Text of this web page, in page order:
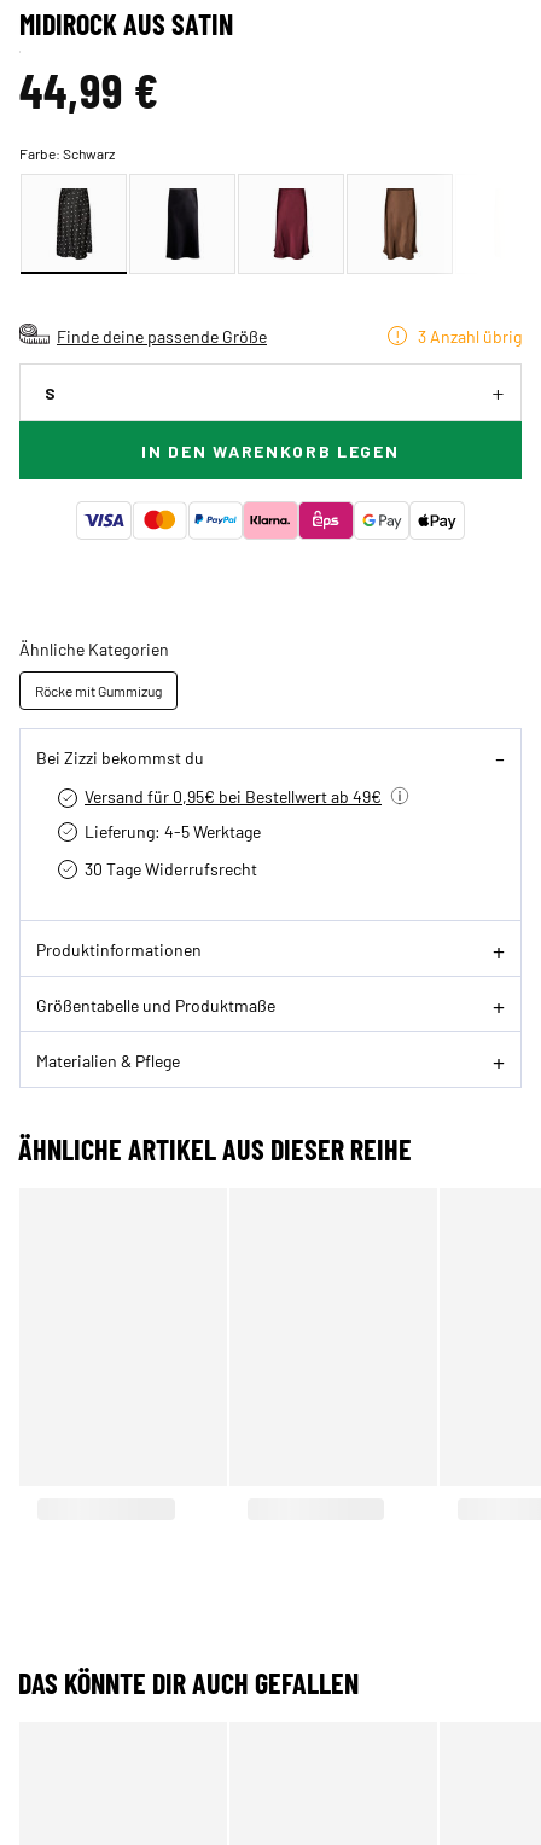
MIDIROCK AUS SATIN
44,99 €
Farbe:Schwarz
Finde deine passende Größe 3 Anzahl übrig
S
IN DEN WARENKORB LEGEN
Ähnliche Kategorien
Röcke mit Gummizug
Bei Zizzi bekommst du
Versand für 0,95€ bei Bestellwert ab 49€
Lieferung: 4-5 Werktage
30 Tage Widerrufsrecht
Produktinformationen
Größentabelle und Produktmaße
Materialien & Pflege
ÄHNLICHE ARTIKEL AUS DIESER REIHE
DAS KÖNNTE DIR AUCH GEFALLEN